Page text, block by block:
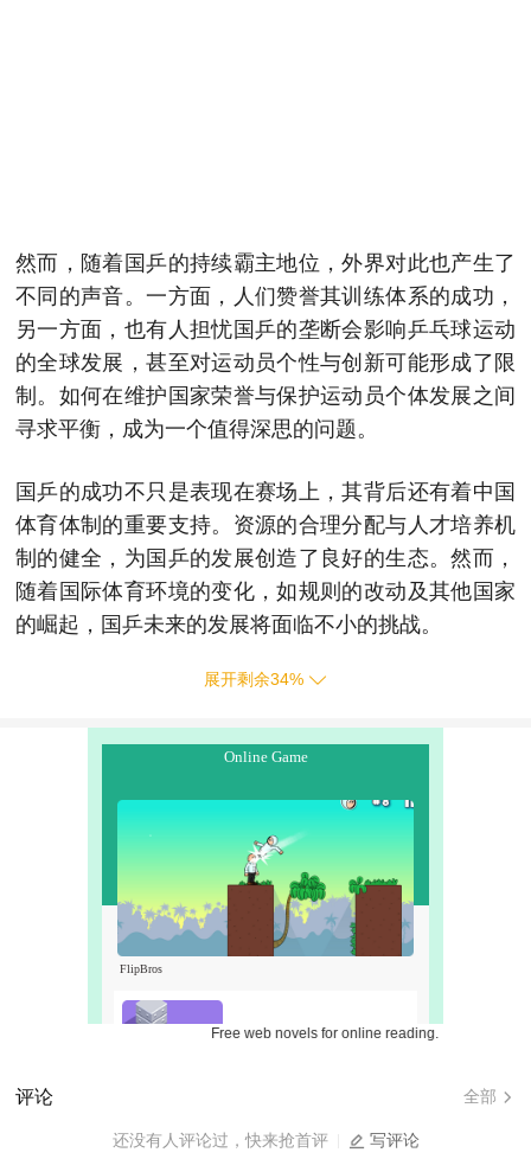
然而，随着国乒的持续霸主地位，外界对此也产生了
不同的声音。一方面，人们赞誉其训练体系的成功，
另一方面，也有人担忧国乒的垄断会影响乒乓球运动
的全球发展，甚至对运动员个性与创新可能形成了限
制。如何在维护国家荣誉与保护运动员个体发展之间
寻求平衡，成为一个值得深思的问题。
国乒的成功不只是表现在赛场上，其背后还有着中国
体育体制的重要支持。资源的合理分配与人才培养机
制的健全，为国乒的发展创造了良好的生态。然而，
随着国际体育环境的变化，如规则的改动及其他国家
的崛起，国乒未来的发展将面临不小的挑战。
展开剩余34%
Free web novels for online reading.
评论 全部
还没有人评论过，快来抢首评 写评论